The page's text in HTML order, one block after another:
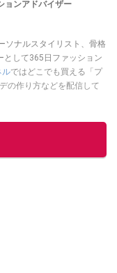
ョンアドバイザー
ソナルスタイリスト、骨格
として365日ファッション
ルではどこでも買える「プ
の作り方などを配信して
トの他の記事を読む